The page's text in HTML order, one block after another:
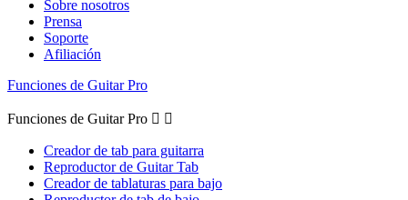
Sobre nosotros
Prensa
Soporte
Afiliación
Funciones de Guitar Pro
Funciones de Guitar Pro  
Creador de tab para guitarra
Reproductor de Guitar Tab
Creador de tablaturas para bajo